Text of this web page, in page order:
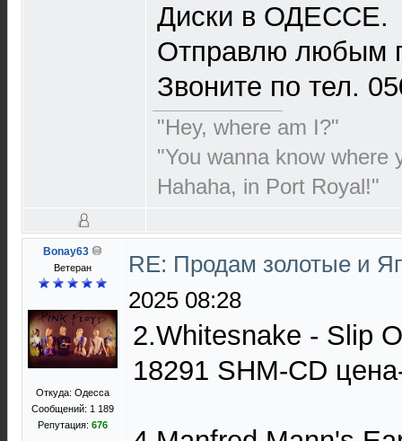
Диски в ОДЕССЕ.
Отправлю любым
Звоните по тел.
"Hey, where am I?"
"You wanna know where
Hahaha, in Port Royal!"
Bonay63
Ветеран
Откуда: Одесса
Сообщений: 1 189
Репутация: 676
RE: Продам золотые и
2025 08:28
2.Whitesnake - Slip
18291 SHM-CD